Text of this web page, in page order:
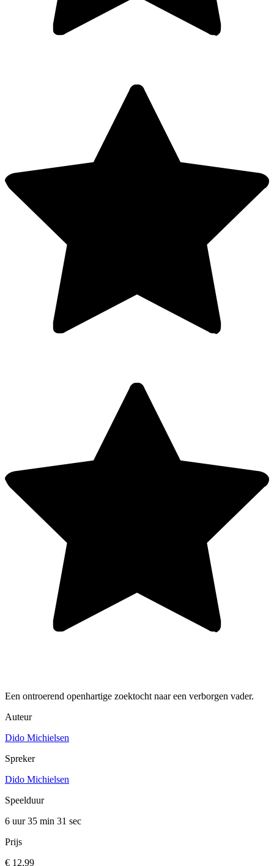
Een ontroerend openhartige zoektocht naar een verborgen vader.
Auteur
Dido Michielsen
Spreker
Dido Michielsen
Speelduur
6 uur 35 min 31 sec
Prijs
€ 12,99